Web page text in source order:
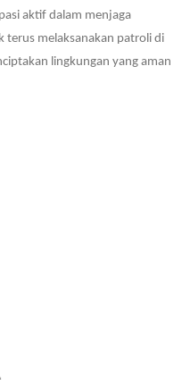
aktif dalam menjaga
terus melaksanakan patroli di
lingkungan yang aman